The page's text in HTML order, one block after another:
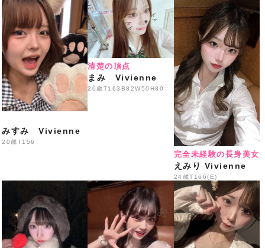
50分 3,300円
生ビール・ハイボール・各種サワー・焼酎・ウイスキ
ー・ 各種ソフトドリンク飲み放題
※ご来店の際はスタッフへLINE画面をご提示ください
━━━━━━━━━━━━━━━
️本日の出勤情報 ️
18:00〜
Eはな・
あまの・えなこ
まりん
いくみ・ゆめあ・みう・り
の
みすみ Vivienne
20歳T156
清楚の頂点
まみ Vivienne
20歳T163B82W50H80
完全未経験の長身美女
えみり Vivienne
24歳T166(E)